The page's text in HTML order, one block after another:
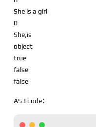
She is a girl
0
She,is
object
true
false
false
AS3 code：